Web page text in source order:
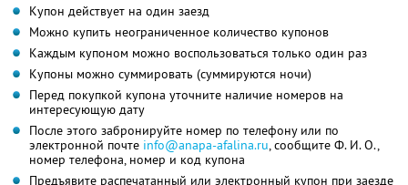
Купон действует на один заезд
Можно купить неограниченное количество купонов
Каждым купоном можно воспользоваться только один раз
Купоны можно суммировать (суммируются ночи)
Перед покупкой купона уточните наличие номеров на
интересующую дату
После этого забронируйте номер по телефону или по
электронной почте info@anapa-afalina.ru,сообщите Ф. И. О.,
номер телефона, номер и код купона
Предъявите распечатанный или электронный купон при заезде